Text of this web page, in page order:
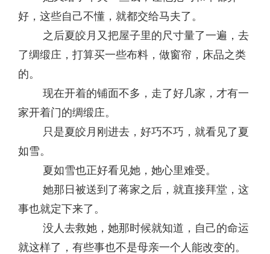
好，这些自己不懂，就都交给马夫了。
之后夏皎月又把屋子里的尺寸量了一遍，去
了绸缎庄，打算买一些布料，做窗帘，床品之类
的。
现在开着的铺面不多，走了好几家，才有一
家开着门的绸缎庄。
只是夏皎月刚进去，好巧不巧，就看见了夏
如雪。
夏如雪也正好看见她，她心里难受。
她那日被送到了蒋家之后，就直接拜堂，这
事也就定下来了。
没人去救她，她那时候就知道，自己的命运
就这样了，有些事也不是母亲一个人能改变的。